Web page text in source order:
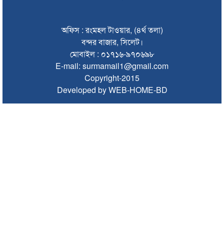
গণঅভ্যুত্থান দিবসে কানাইঘাটে প্রশাসনের উদ্যোগে আলোচনা সভা
ভিসাসেবা নিয়ে ভারতীয় হাইকমিশনের সতর্কতা জারি
জ্বালানি সংকট কাটতে সময় লাগবে: সিলেটে বাণিজ্যমন্ত্রী
অফিস : রংমহল টাওয়ার, (৪র্থ তলা)
বন্দর বাজার, সিলেট।
মোবাইল : ০১৭১৬-৯৭০৬৯৮
E-mail: surmamail1@gmail.com
Copyright-2015
Developed by WEB-HOME-BD